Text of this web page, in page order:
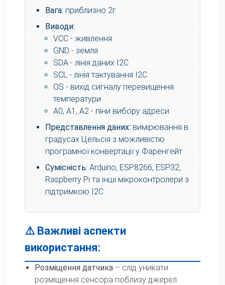
Вага: приблизно 2г
Виводи:
VCC - живлення
GND - земля
SDA - лінія даних I2C
SCL - лінія тактування I2C
OS - вихід сигналу перевищення
температури
A0, A1, A2 - піни вибору адреси
Представлення даних: вимірювання в
градусах Цельсія з можливістю
програмної конвертації у Фаренгейт
Сумісність: Arduino, ESP8266, ESP32,
Raspberry Pi та інші мікроконтролери з
підтримкою I2C
⚠️ Важливі аспекти
використання:
Розміщення датчика – слід уникати
розміщення сенсора поблизу джерел